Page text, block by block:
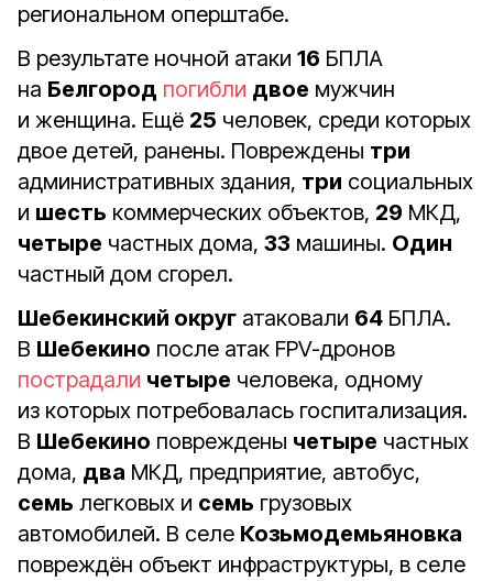
региональном оперштабе.
В результате ночной атаки 16 БПЛА
на Белгород погибли двое мужчин
и женщина. Ещё 25 человек, среди которых
двое детей, ранены. Повреждены три
административных здания, три социальных
и шесть коммерческих объектов, 29 МКД,
четыре частных дома, 33 машины. Один
частный дом сгорел.
Шебекинский округ атаковали 64 БПЛА.
В Шебекино после атак FPV-дронов
пострадали четыре человека, одному
из которых потребовалась госпитализация.
В Шебекино повреждены четыре частных
дома, два МКД, предприятие, автобус,
семь легковых и семь грузовых
автомобилей. В селе Козьмодемьяновка
повреждён объект инфраструктуры, в селе